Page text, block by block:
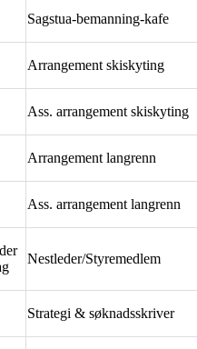
Sagstua-bemanning-kafe
Arrangement skiskyting
Ass. arrangement skiskyting
Arrangement langrenn
Ass. arrangement langrenn
Nestleder/Styremedlem
Strategi & søknadsskriver